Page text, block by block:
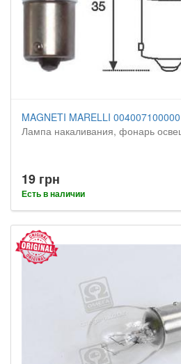
MAGNETI MARELLI 004007100000
Лампа накаливания, фонарь
19 грн
Есть в наличии